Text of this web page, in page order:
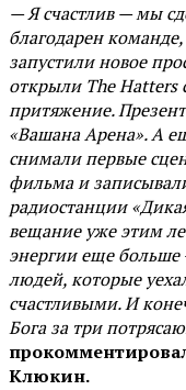
— Я счастлив — мы
благодарен
запустили новое
открыли The Hatters
притяжение.
«Вашана Арена». А
снимали первые
фильма и
радиостанции
вещание уже этим
энергии еще
людей, которые
счастливыми. И
Бога за три
Клюкин.